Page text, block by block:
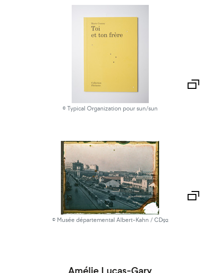
© Typical Organization pour sun/sun
© Musée départemental Albert-Kahn / CD92
Amélie Lucas-Gary